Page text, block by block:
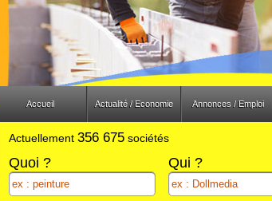
Accueil Actualité / Economie Annonces / Emploi
Actuellement 356 675 sociétés
Quoi ? Qui ?